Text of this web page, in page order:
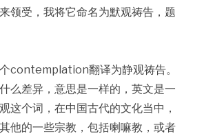
领受，我将它命名为默观祷告，题
contemplation翻译为静观祷告。
么差异，意思是一样的，英文是一
这个词，在中国古代的文化当中，
他的一些宗教，包括喇嘛教，或者